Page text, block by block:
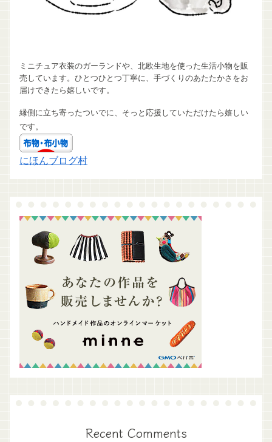
ミニチュア衣装のガーランドや、北欧生地を使った生活小物を販
売しています。ひとつひとつ丁寧に、手づくりのあたたかさをお
届けできたら嬉しいです。
縁側に立ち寄ったついでに、そっと応援していただけたら嬉しい
です。
にほんブログ村
Recent Comments